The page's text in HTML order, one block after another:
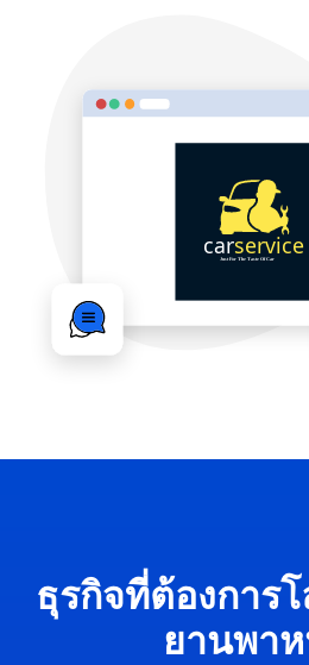
ธุรกิจที่ต้องการ
ยานพา